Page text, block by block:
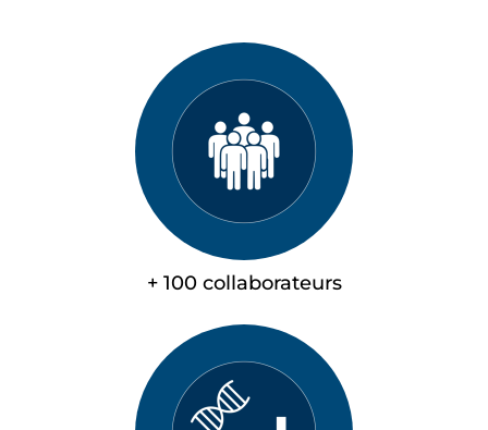
+ 100 collaborateurs